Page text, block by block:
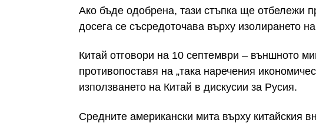
Ако бъде одобрена, тази стъпка ще отбележи
досега се съсредоточава върху изолирането
Китай отговори на 10 септември – външното
противопоставя на „така наречения
използването на Китай в дискусии за Русия.
Средните американски мита върху китайския